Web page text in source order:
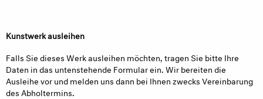
Kunstwerk ausleihen
Falls Sie dieses Werk ausleihen möchten, tragen Sie bitte Ihre
Daten in das untenstehende Formular ein. Wir bereiten die
Ausleihe vor und melden uns dann bei Ihnen zwecks Vereinbarung
des Abholtermins.